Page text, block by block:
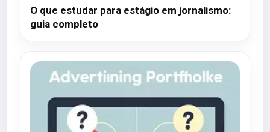
O que estudar para estágio em jornalismo:
guia completo